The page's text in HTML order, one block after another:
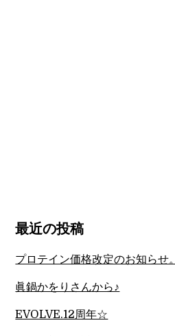
最近の投稿
プロテイン価格改定のお知らせ。
眞鍋かをりさんから♪
EVOLVE.12周年☆